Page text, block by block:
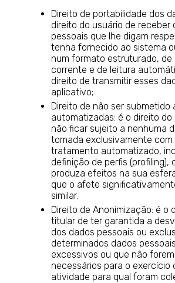
Direito de portabilidade dos
direito do usuário de receber
pessoais que lhe digam
tenha fornecido ao sistema
num formato estruturado, de
corrente e de leitura
direito de transmitir esses
aplicativo;
Direito de não ser submetido
automatizadas: é o direito do
não ficar sujeito a nenhuma
tomada exclusivamente com
tratamento automatizado,
definição de perfis (profiling),
produza efeitos na sua
que o afete
similar.
Direito de Anonimização: é o
titular de ter garantida a
dos dados pessoais ou
determinados dados
excessivos ou que não forem
necessários para o exercício
atividade para qual foram